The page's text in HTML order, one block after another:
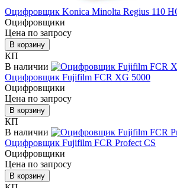
Оцифровщик Konica Minolta Regius 110
Оцифровщики
Цена по запросу
В корзину
КП
В наличии
Оцифровщик Fujifilm FCR XG 5000
Оцифровщики
Цена по запросу
В корзину
КП
В наличии
Оцифровщик Fujifilm FCR Profect CS
Оцифровщики
Цена по запросу
В корзину